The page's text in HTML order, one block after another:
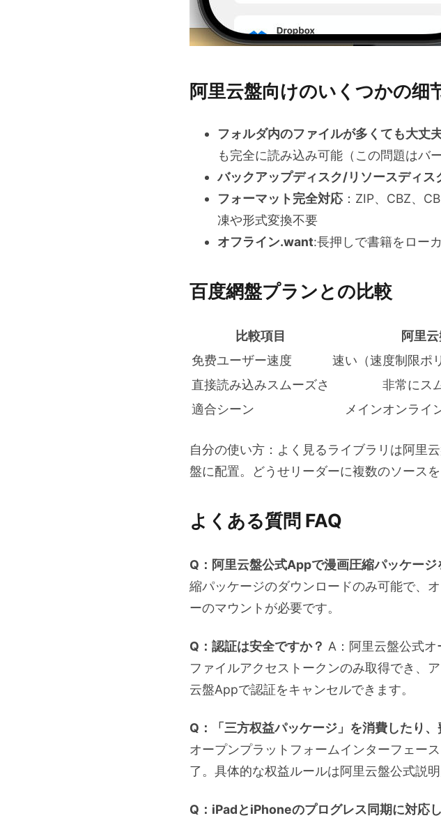
阿里云盤向けのいくつかの细
フォルダ内のファイルが多くても大丈
も完全に読み込み可能（この問題はバ
バックアップディスク/リソースディス
フォーマット完全対応 ：ZIP、CBZ、
凍や形式変換不要
オフライン.want:長押しで書籍をロー
百度網盤プランとの比較
比較項目 阿里
免费ユーザー速度
速い（速度制限ポ
直接読み込みスムーズさ
非常にス
適合シーン
メインオンライ
自分の使い方：よく見るライブラリは阿里
盤に配置。どうせリーダーに複数のソース
よくある質問 FAQ
Q：阿里云盤公式Appで漫画圧縮パッケージ
縮パッケージのダウンロードのみ可能で、
ーのマウントが必要です。
Q：認証は安全ですか？ A：阿里云盤公式
ファイルアクセストークンのみ取得でき、
云盤Appで認証をキャンセルできます。
Q：「三方权益パッケージ」を消費したり
オープンプラットフォームインターフェー
了。具体的な权益ルールは阿里云盤公式説明
Q：iPadとiPhoneのプログレス同期に対応